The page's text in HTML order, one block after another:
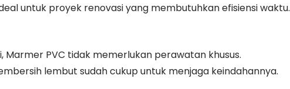
untuk proyek renovasi yang membutuhkan efisiensi waktu.
Marmer PVC tidak memerlukan perawatan khusus.
lembut sudah cukup untuk menjaga keindahannya.